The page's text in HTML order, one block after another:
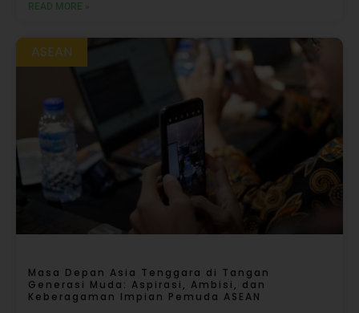
READ MORE »
ASEAN
Masa Depan Asia Tenggara di Tangan
Generasi Muda: Aspirasi, Ambisi, dan
Keberagaman Impian Pemuda ASEAN